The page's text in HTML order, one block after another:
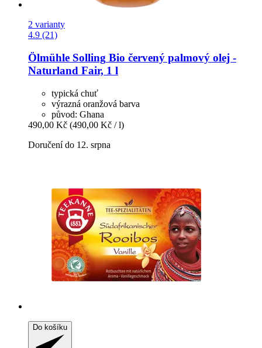
2 varianty
4.9 (21)
Ölmühle Solling Bio červený palmový olej -​
Naturland Fair, 1 l
typická chuť
výrazná oranžová barva
původ: Ghana
490,00 Kč (490,00 Kč / l)
Doručení do 12. srpna
Do košíku